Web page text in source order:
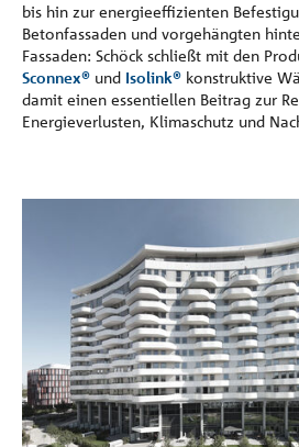
bis hin zur energieeffizienten
Betonfassaden und vorgehängten
Fassaden: Schöck schließt mit den
Sconnex® und Isolink® konstruktive
damit einen essentiellen Beitrag zur
Energieverlusten, Klimaschutz und